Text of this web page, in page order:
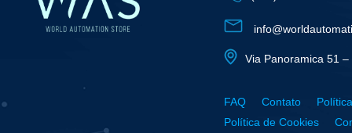
Via Panoramica 51
FAQ Contato
Política de Cookies